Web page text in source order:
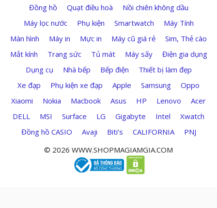
Đồng hồ Quạt điều hoà
Nồi chiên không dầu
Máy lọc nước
Phụ kiện Smartwatch
Máy Tính
Màn hình
Máy in Mực in Máy cũ giá rẻ
Sim, Thẻ cào
Mắt kính
Trang sức Tủ mát Máy sấy
Điện gia dụng
Dụng cụ
Nhà bếp Bếp điện
Thiết bị làm đẹp
Xe đạp
Phụ kiện xe đạp Apple Samsung
Oppo
Xiaomi
Nokia Macbook Asus HP Lenovo
Acer
DELL
MSI Surface LG Gigabyte Intel
Xwatch
Đồng hồ CASIO
Avaji Biti’s CALIFORNIA
PNJ
© 2026 WWW.SHOPMAGIAMGIA.COM